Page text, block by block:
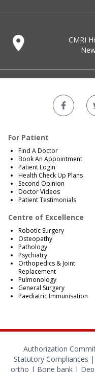
CMRI
For Patient
Find A Doctor
Book An Appointment
Patient Login
Health Check Up Plans
Second Opinion
Doctor Videos
Patient Testimonials
Centre of Excellence
Robotic Surgery
Osteopathy
Pathology
Psychiatry
Orthopedics & Joint
Replacement
Pulmonology
General Surgery
Paediatric Immunisation
Authorization
Statutory Compliances |
ortho | Bone bank |